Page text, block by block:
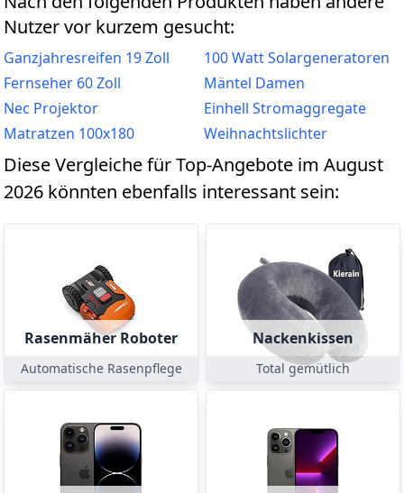
Nutzer vor kurzem gesucht:
Ganzjahresreifen 19 Zoll
100 Watt Solargeneratoren
Fernseher 60 Zoll
Mäntel Damen
Nec Projektor
Einhell Stromaggregate
Matratzen 100x180
Weihnachtslichter
Diese Vergleiche für Top-Angebote im August
2026 könnten ebenfalls interessant sein:
Rasenmäher Roboter
Automatische Rasenpflege
Nackenkissen
Total gemütlich